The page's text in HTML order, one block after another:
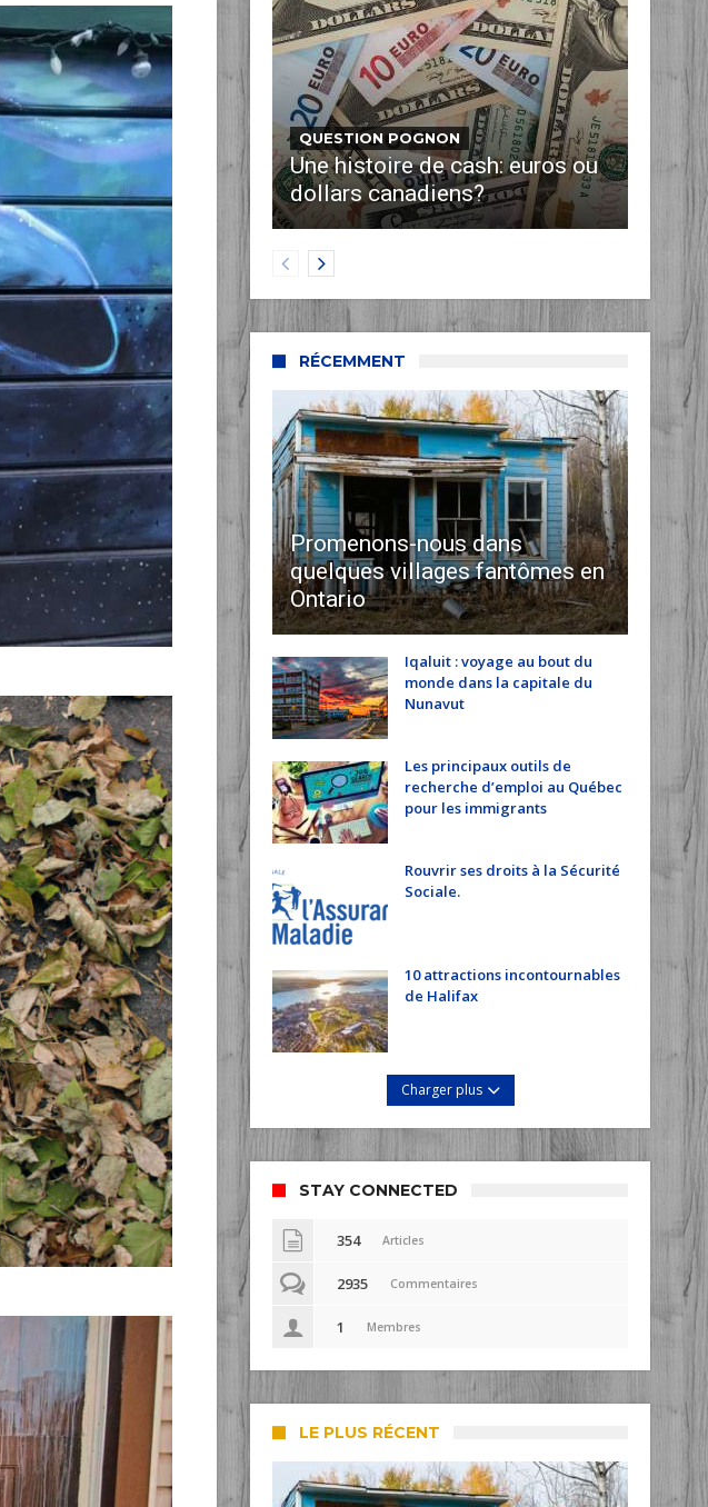
QUESTION POGNON
Une histoire de cash: euros ou
dollars canadiens?
RÉCEMMENT
Promenons-nous dans
quelques villages fantômes en
Ontario
Iqaluit : voyage au bout du
monde dans la capitale du
Nunavut
Les principaux outils de
recherche d’emploi au Québec
pour les immigrants
Rouvrir ses droits à la Sécurité
Sociale.
10 attractions incontournables
de Halifax
Charger plus
STAY CONNECTED
354 Articles
2935 Commentaires
1 Membres
LE PLUS RÉCENT